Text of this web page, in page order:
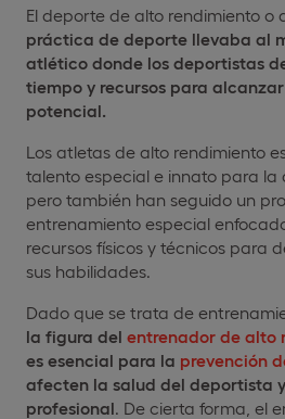
El deporte de alto rendimiento o
práctica de deporte llevaba al
atlético donde los deportistas
tiempo y recursos para
potencial.
Los atletas de alto rendimiento
talento especial e innato para la
pero también han seguido un
entrenamiento especial
recursos físicos y técnicos para
sus habilidades.
Dado que se trata de
la figura del entrenador de alto
es esencial para la prevención
afecten la salud del deportista
profesional . De cierta forma, el